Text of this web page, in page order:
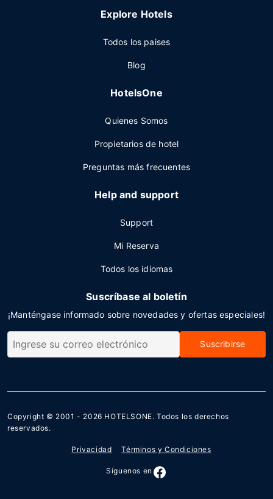
Explore Hotels
Todos los paises
Blog
HotelsOne
Quienes Somos
Propietarios de hotel
Preguntas más frecuentes
Help and support
Support
Mi Reserva
Todos los idiomas
Suscríbase al boletín
¡Manténgase informado sobre novedades y ofertas especiales!
Suscribirse
Copyright © 2001 - 2026 HOTELSONE. Todos los derechos
reservados.
Privacidad Términos y Condiciones
Síguenos en